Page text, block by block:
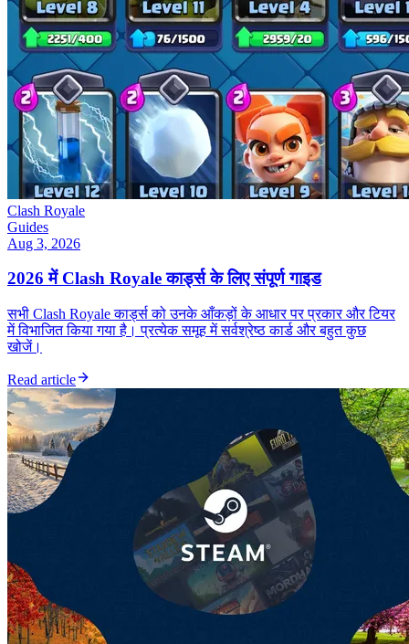
Clash Royale
Guides
Aug 3, 2026
2026 में Clash Royale कार्ड्स के लिए संपूर्ण गाइड
सभी Clash Royale कार्ड्स को उनके आँकड़ों के आधार पर प्रकार और टियर
में विभाजित किया गया है। प्रत्येक समूह में सर्वश्रेष्ठ कार्ड और बहुत कुछ
खोजें।
Read article